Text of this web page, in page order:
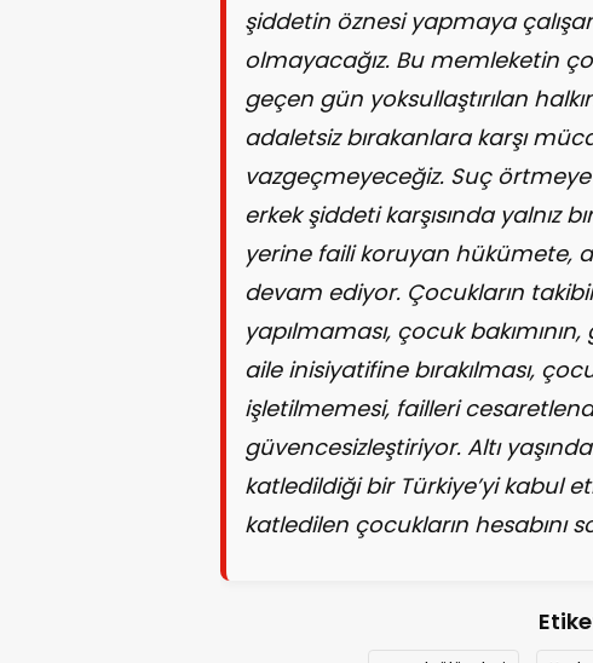
şiddetin öznesi yapmaya
olmayacağız. Bu memleketin
geçen gün yoksullaştırılan
adaletsiz bırakanlara karşı
vazgeçmeyeceğiz. Suç örtmeye
erkek şiddeti karşısında yalnız
yerine faili koruyan hükümete,
devam ediyor. Çocukların
yapılmaması, çocuk
aile inisiyatifine bırakılması,
işletilmemesi, failleri
güvencesizleştiriyor. Altı
katledildiği bir Türkiye’yi kabul
katledilen çocukların hesabını